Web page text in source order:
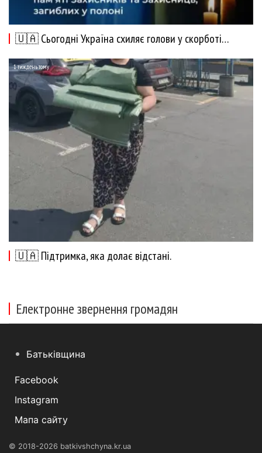
🇺🇦 Сьогодні Україна схиляє голови у скорботі…
1 тиждень тому
🇺🇦 Підтримка, яка долає відстані.
Електронне звернення громадян
Батьківщина
Facebook
Instagram
Мапа сайту
© 2018-2026 batkivshchyna.kr.ua